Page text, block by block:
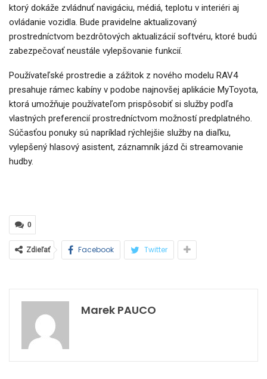
ktorý dokáže zvládnuť navigáciu, médiá, teplotu v interiéri aj
ovládanie vozidla. Bude pravidelne aktualizovaný
prostredníctvom bezdrôtových aktualizácií softvéru, ktoré budú
zabezpečovať neustále vylepšovanie funkcií.
Používateľské prostredie a zážitok z nového modelu RAV4
presahuje rámec kabíny v podobe najnovšej aplikácie MyToyota,
ktorá umožňuje používateľom prispôsobiť si služby podľa
vlastných preferencií prostredníctvom možností predplatného.
Súčasťou ponuky sú napríklad rýchlejšie služby na diaľku,
vylepšený hlasový asistent, záznamník jázd či streamovanie
hudby.
0
Zdieľať Facebook Twitter
Marek PAUCO